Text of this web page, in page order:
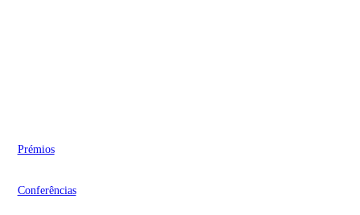
Prémios
Conferências